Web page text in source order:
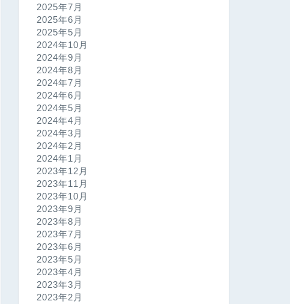
2025年7月
2025年6月
2025年5月
2024年10月
2024年9月
2024年8月
2024年7月
2024年6月
2024年5月
2024年4月
2024年3月
2024年2月
2024年1月
2023年12月
2023年11月
2023年10月
2023年9月
2023年8月
2023年7月
2023年6月
2023年5月
2023年4月
2023年3月
2023年2月